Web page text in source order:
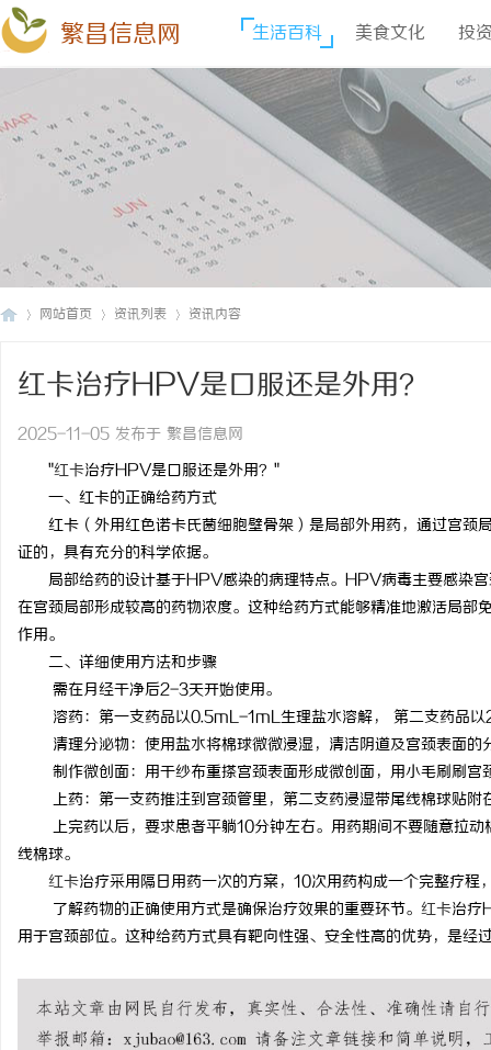
繁昌信息网 生活百科 美食文化 投
网站首页 资讯列表 资讯内容
红卡治疗HPV是口服还是外用？
2025-11-05 发布于 繁昌信息网
"红卡治疗HPV是口服还是外用？ "
一、红卡的正确给药方式
红卡（外用红色诺卡氏菌细胞壁骨架）是局部外用药，通过宫颈
证的，具有充分的科学依据。
局部给药的设计基于HPV感染的病理特点。 HPV病毒主要感染
在宫颈局部形成较高的药物浓度。这种给药方式能够精准地激活局
作用。
二、详细使用方法和步骤
需在月经干净后2-3天开始使用。
溶药：第一支药品以0.5mL-1mL生理盐水溶解， 第二支药品以
清理分泌物：使用盐水将棉球微微浸湿，清洁阴道及宫颈表面的
制作微创面：用干纱布重搽宫颈表面形成微创面，用小毛刷刷
上药：第一支药推注到宫颈管里，第二支药浸湿带尾线棉球贴附
上完药以后，要求患者平躺10分钟左右。用药期间不要随意拉
线棉球。
红卡治疗采用隔日用药一次的方案， 10次用药构成一个完整疗程
了解药物的正确使用方式是确保治疗效果的重要环节。 红卡治疗
用于宫颈部位。这种给药方式具有靶向性强、安全性高的优势，是经
配件系列：打造完美生活